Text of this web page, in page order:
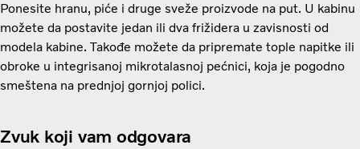
Ponesite hranu, piće i druge sveže proizvode na put. U kabinu
možete da postavite jedan ili dva frižidera u zavisnosti od
modela kabine. Takođe možete da pripremate tople napitke ili
obroke u integrisanoj mikrotalasnoj pećnici, koja je pogodno
smeštena na prednjoj gornjoj polici.
Zvuk koji vam odgovara